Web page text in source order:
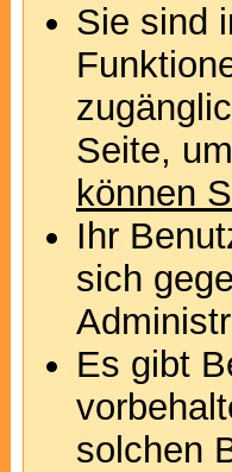
Sie sind
Seite,
können
Ihr
sich
Es gibt
solchen